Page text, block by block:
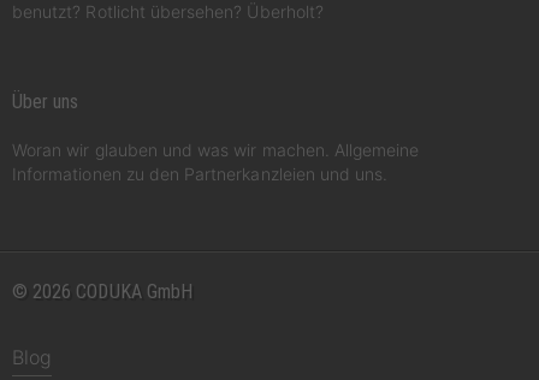
benutzt? Rotlicht übersehen? Überholt?
Über uns
Woran wir glauben und was wir machen. Allgemeine
Informationen zu den Partnerkanzleien und uns.
© 2026 CODUKA GmbH
Blog